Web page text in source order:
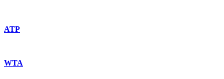
ATP
WTA